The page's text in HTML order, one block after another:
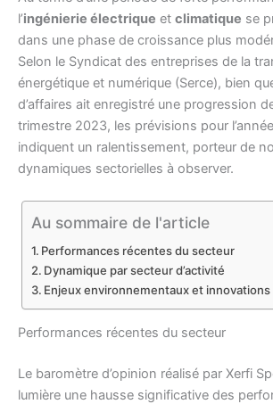
l’ingénierie électrique et climatique se
dans une phase de croissance plus
Selon le Syndicat des entreprises de la
énergétique et numérique (Serce), bien
d’affaires ait enregistré une progression
trimestre 2023, les prévisions pour
indiquent un ralentissement, porteur de
dynamiques sectorielles à observer.
Au sommaire de l'article
Performances récentes du secteur
Dynamique par secteur d’activité
Enjeux environnementaux et
Performances récentes du secteur
Le baromètre d’opinion réalisé par Xerfi
lumière une hausse significative des